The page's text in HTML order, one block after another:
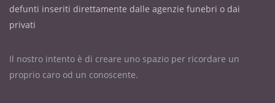
defunti inseriti direttamente dalle agenzie funebri o dai
privati
Il nostro intento è di creare uno spazio per ricordare un
proprio caro od un conoscente.